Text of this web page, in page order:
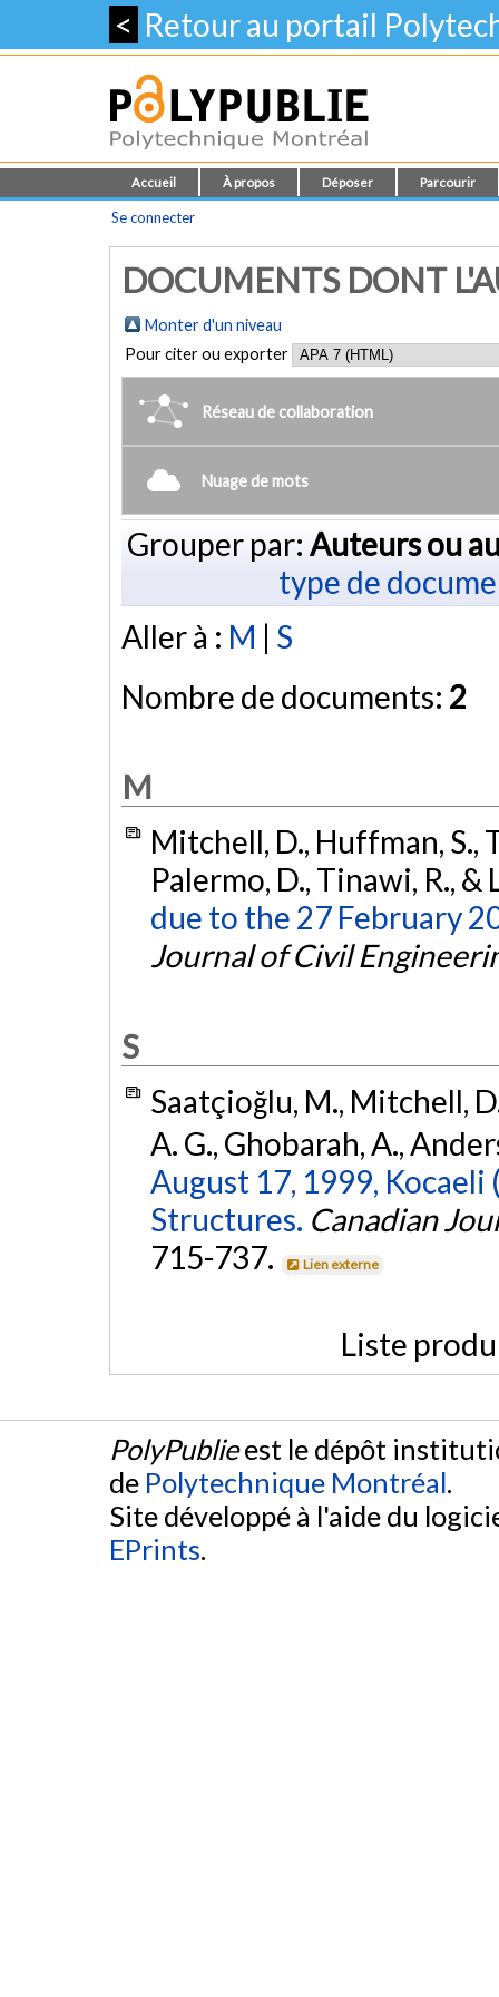
< Retour au portail
Accueil À propos Déposer Parcourir
Se connecter
DOCUMENTS DONT
Monter d'un niveau
Pour citer ou exporter
Réseau de collaboration
Nuage de mots
Grouper par: Auteurs ou
type de
Aller à : M | S
Nombre de documents: 2
M
Mitchell, D., Huffman, S.,
Palermo, D., Tinawi, R., &
due to the 27 February
Journal of Civil
S
Saatçioğlu, M., Mitchell,
A. G., Ghobarah, A.,
August 17, 1999,
Structures. Canadian
715-737.
Lien externe
Liste
PolyPublieest le dépôt
de Polytechnique Montréal.
Site développé à l'aide du
EPrints.